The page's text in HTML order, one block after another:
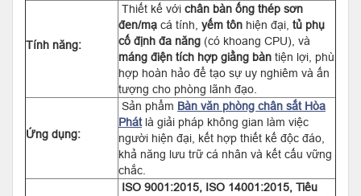
Tính năng:
Thiết kế với chân bàn ống thép sơn
đen/mạ cá tính, yếm tôn hiện đại, tủ phụ
cố định đa năng (có khoang CPU), và
máng điện tích hợp giằng bàn tiện lợi, phù
hợp hoàn hảo để tạo sự uy nghiêm và ấn
tượng cho phòng lãnh đạo.
Ứng dụng:
Sản phẩm Bàn văn phòng chân sắt Hòa
Phátlà giải pháp không gian làm việc
người hiện đại, kết hợp thiết kế độc đáo,
khả năng lưu trữ cá nhân và kết cấu vững
chắc.
ISO 9001:2015, ISO 14001:2015, Tiêu